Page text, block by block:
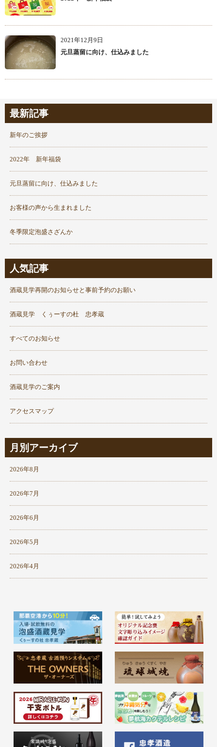
2021年12月9日
元旦蒸留に向け、仕込みました
最新記事
新年のご挨拶
2022年 新年福袋
元旦蒸留に向け、仕込みました
お客様の声から生まれました
冬季限定泡盛さざんか
人気記事
酒蔵見学再開のお知らせと事前予約のお願い
酒蔵見学 くぅーすの杜 忠孝蔵
すべてのお知らせ
お問い合わせ
酒蔵見学のご案内
アクセスマップ
月別アーカイブ
2026年8月
2026年7月
2026年6月
2026年5月
2026年4月